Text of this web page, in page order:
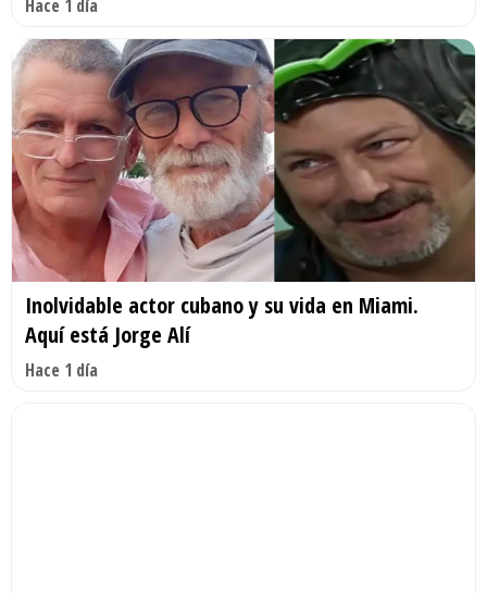
Hace 1 día
Inolvidable actor cubano y su vida en Miami.
Aquí está Jorge Alí
Hace 1 día